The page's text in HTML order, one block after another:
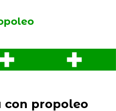
con propoleo